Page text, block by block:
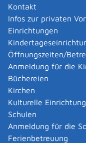
Kontakt
Infos zur privaten
Einrichtungen
Öffnungszeiten/
Anmeldung für die
Büchereien
Kirchen
Kulturelle
Schulen
Anmeldung für die
Ferienbetreuung
Verkäuferin
Grundstücks")
die neuen
eingetragen
Die Eintragung im
Formen der
Zuständige
das Grundbuchamt
Hinweis:13